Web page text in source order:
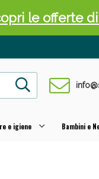
e igiene Bambini e
le offerte